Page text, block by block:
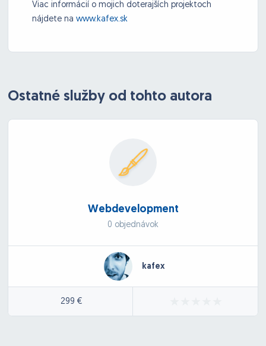
Viac informácií o mojich doterajších projektoch
nájdete na www.kafex.sk
Ostatné služby od tohto autora
Webdevelopment
0 objednávok
kafex
299 €